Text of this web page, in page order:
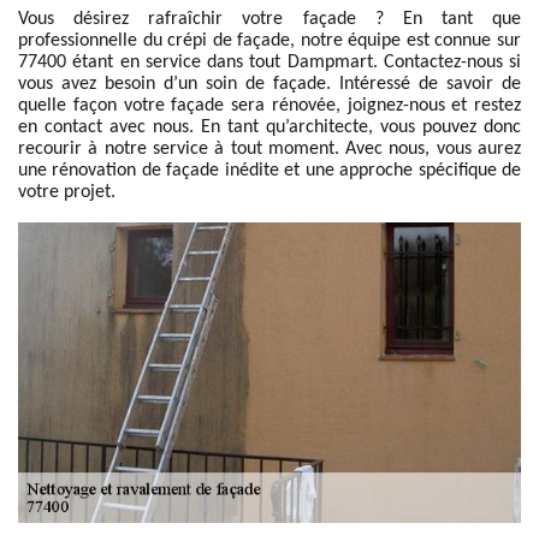
Vous désirez rafraîchir votre façade ? En tant que
professionnelle du crépi de façade, notre équipe est connue sur
77400 étant en service dans tout Dampmart. Contactez-nous si
vous avez besoin d’un soin de façade. Intéressé de savoir de
quelle façon votre façade sera rénovée, joignez-nous et restez
en contact avec nous. En tant qu’architecte, vous pouvez donc
recourir à notre service à tout moment. Avec nous, vous aurez
une rénovation de façade inédite et une approche spécifique de
votre projet.